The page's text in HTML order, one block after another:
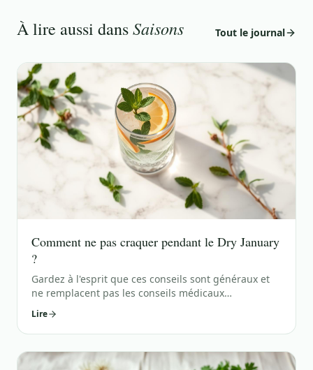
À lire aussi dansSaisons Tout le journal
Comment ne pas craquer pendant le Dry January
?
Gardez à l'esprit que ces conseils sont généraux et
ne remplacent pas les conseils médicaux
personnalisés. Si vous avez des préoccupations
spécifiques, il est toujours bon de consulter un
professionnel de la santé. Voici quelques
suggestions : Fixez des objectifs clairs : Définissez
des objectifs spécifiques pour votre
Lire